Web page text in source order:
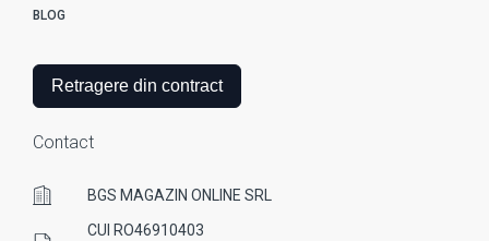
BLOG
Retragere din contract
Contact
BGS MAGAZIN ONLINE SRL
CUI RO46910403